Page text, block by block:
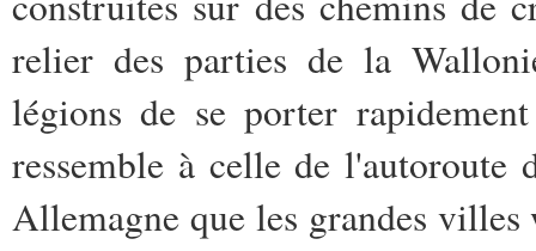
relier des parties de la
légions de se porter
ressemble à celle de
Allemagne que les grandes